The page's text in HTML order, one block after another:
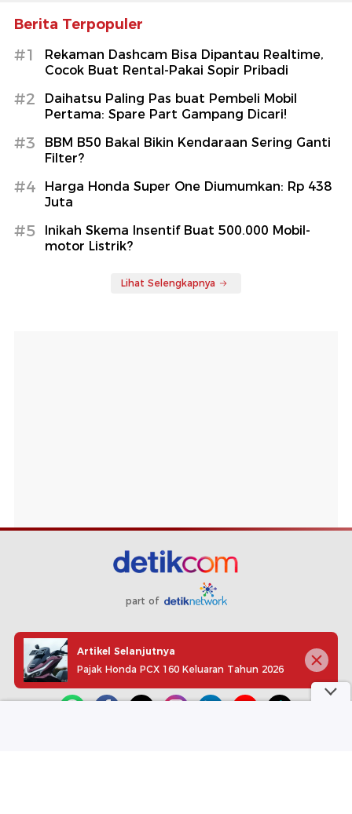
Berita Terpopuler
#1
Rekaman Dashcam Bisa Dipantau Realtime,
Cocok Buat Rental-Pakai Sopir Pribadi
#2
Daihatsu Paling Pas buat Pembeli Mobil
Pertama: Spare Part Gampang Dicari!
#3
BBM B50 Bakal Bikin Kendaraan Sering Ganti
Filter?
#4
Harga Honda Super One Diumumkan: Rp 438
Juta
#5
Inikah Skema Insentif Buat 500.000 Mobil-
motor Listrik?
Lihat Selengkapnya
part of
Redaksi Pedoman Media Siber Karir
Kotak Pos
Info Iklan
Privacy Policy
Artikel Selanjutnya
Pajak Honda PCX 160 Keluaran Tahun 2026